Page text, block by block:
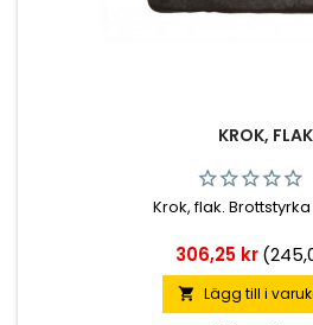
KROK, FLAK
Krok, flak.
Pris
306,25 kr
 Lägg till i